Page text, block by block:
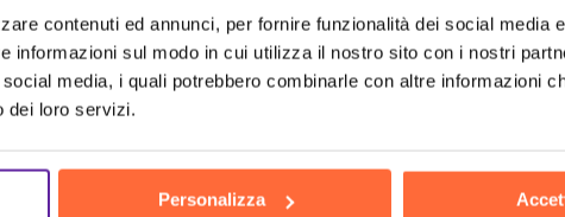
contenuti ed annunci, per fornire funzionalità dei social media
informazioni sul modo in cui utilizza il nostro sito con i nostri
media, i quali potrebbero combinarle con altre informazioni
dei loro servizi.
Personalizza